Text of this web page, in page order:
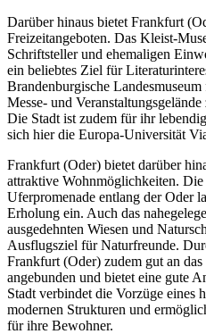
Darüber hinaus bietet Frankfurt
Freizeitangeboten. Das Kleist-
Schriftsteller und ehemaligen
ein beliebtes Ziel für
Brandenburgische
Messe- und
Die Stadt ist zudem für ihr
sich hier die Europa-Universität
Frankfurt (Oder) bietet darüber
attraktive Wohnmöglichkeiten.
Uferpromenade entlang der Oder
Erholung ein. Auch das
ausgedehnten Wiesen und
Ausflugsziel für Naturfreunde.
Frankfurt (Oder) zudem gut an
angebunden und bietet eine gute
Stadt verbindet die Vorzüge eines
modernen Strukturen und
für ihre Bewohner.